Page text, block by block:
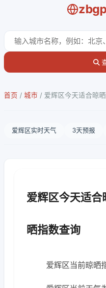
首页 / 城市 / 爱辉区今天适合晾
爱辉区实时天气 3天预报
爱辉区今天适
晒指数查询
爱辉区当前晾晒